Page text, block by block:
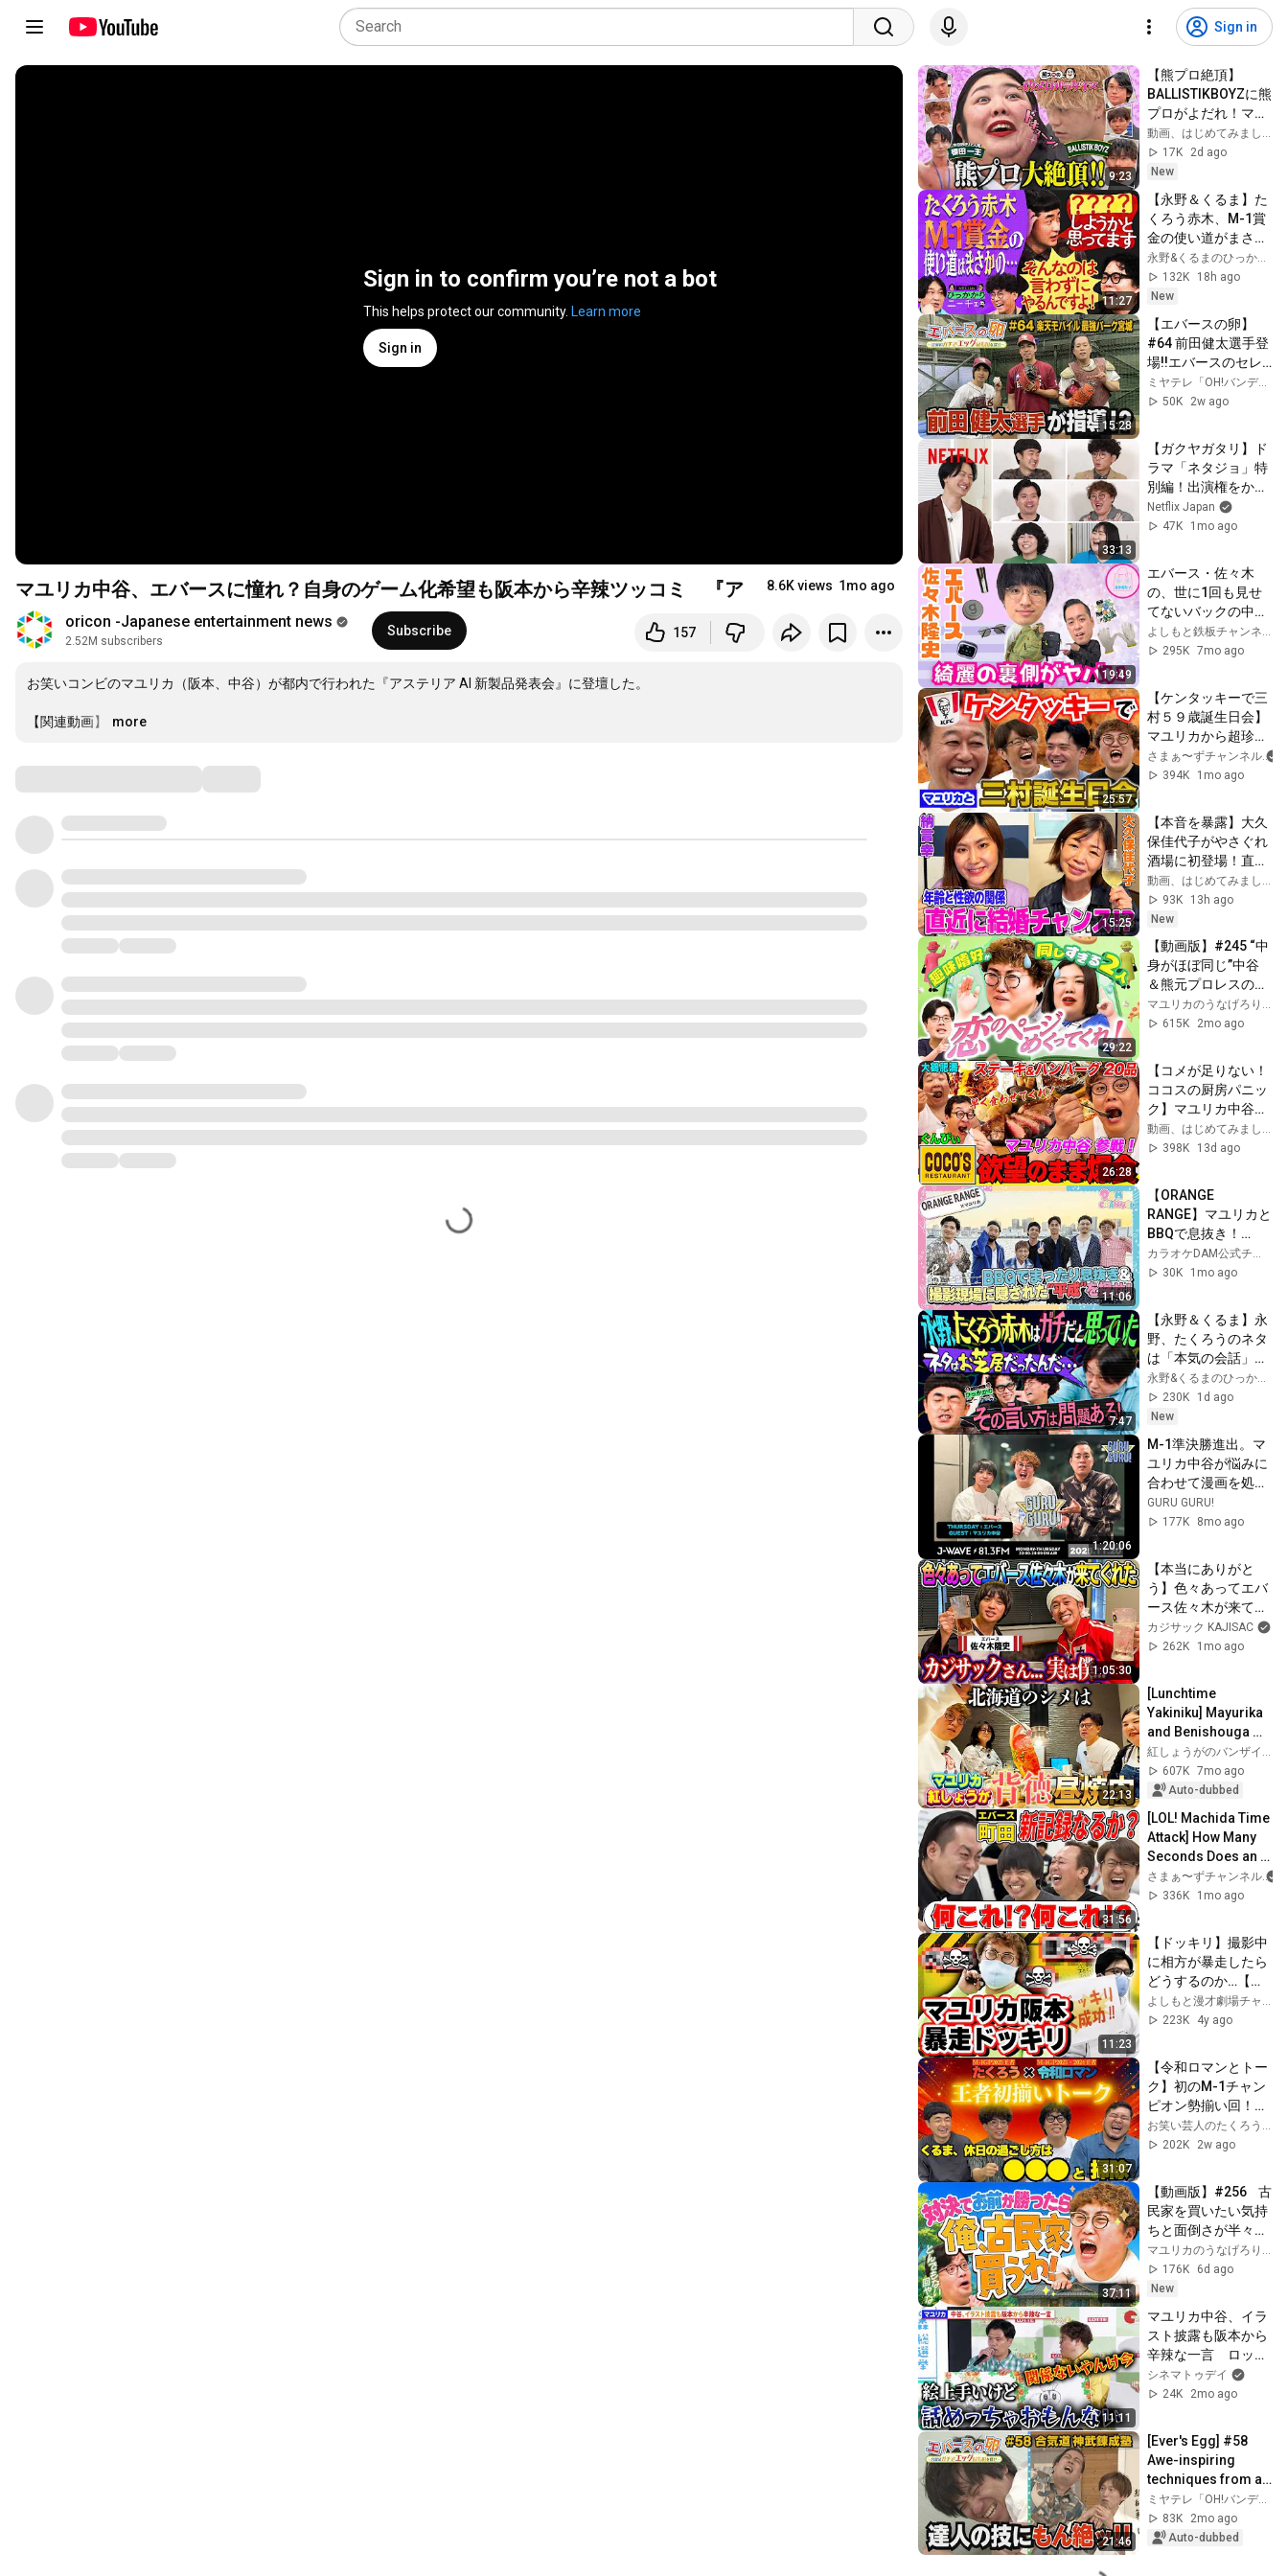
Sign in
Sign in to confirm you’re not a bot
This helps protect our community. Learn more
Sign in
マユリカ中谷、エバースに憧れ？自身のゲーム化希望も阪本から辛辣ツッコミ 『アステリア AI 新製品発表会』
8.6K views 1mo ago
oricon -Japanese entertainment news
2.52M subscribers
Subscribe 157
お笑いコンビのマユリカ（阪本、中谷）が都内で行われた『アステリア AI 新製品発表会』に登壇した。
【関連動画】 …
more
9:23
【熊プロ絶頂】
BALLISTIKBOYZに熊
プロがよだれ！マユ
リカ阪本と「今日好
き」一王が恋敵に？
【熊プロのイケメロ
パラダイス】
動画、はじめてみました【テレビ朝日公式】
17K
2d ago
New
11:27
【永野＆くるま】た
くろう赤木、M-1賞
金の使い道がまさか
のアレ
永野&くるまのひっかかりニーチェ【テレビ朝日公式】
132K
18h ago
New
15:28
【エバースの卵】
#64 前田健太選手登
場!!エバースのセレ
モニアルピッチに密
着 仙台市宮城野区
り【バンデス】
ミヤテレ「OH!バンデス」 ch【公式】
50K
2w ago
33:13
【ガクヤガタリ】ド
ラマ「ネタジョ」特
別編！出演権をかけ
「勝手にオーディシ
ョン」開催 | Netflix
Netflix Japan
47K
1mo ago
19:49
エバース・佐々木
の、世に1回も見せ
てないバックの中
身！
295K 7mo ago
25:57
【ケンタッキーで三
村５９歳誕生日会】
マユリカから超珍し
いプレゼント
さまぁ〜ずチャンネル
394K
1mo ago
15:25
【本音を暴露】大久
保佳代子がやさぐれ
酒場に初登場！直近
に結婚チャンスがあ
った！？年齢と性
欲・結婚について本
音トーク【納言幸の
やさぐれ酒場】
93K
13h ago
New
29:22
【動画版】#245 “中
身がほぼ同じ”中谷
＆熊元プロレスの絆
が太すぎて疎外感与
えてる【マユリカの
マユリカのうなげろりん!!
615K
2mo ago
26:28
【コメが足りない！
ココスの厨房パニッ
ク】マユリカ中谷と
ココスで欲望のまま
爆食！ハンバーグ&
&ぐんぴぃと感動！
ハンターハンターの
例えで爆笑｜背徳フ
ライデー
動画、はじめてみました【テレビ朝日公式】
398K
13d ago
11:06
【ORANGE
RANGE】マユリカと
BBQで息抜き！
ORANGE RANGEの
ワード番長は！？
カラオケDAM公式チャンネル
30K
1mo ago
7:47
【永野＆くるま】永
野、たくろうのネタ
は「本気の会話」だ
と思っていた
永野&くるまのひっかかりニーチェ【テレビ朝日公式】
230K
1d ago
New
1:20:06
M-1準決勝進出。マ
ユリカ中谷が悩みに
合わせて漫画を処
方。町田「フランキ
ーと飲み行きたい」
て漫画が教えてくれ
た＞J-
WAVE【GURU
GURU!】2025年11
月20日(木)放送分
GURU GURU!
177K
8mo ago
1:05:30
【本当にありがと
う】色々あってエバ
ース佐々木が来てく
れた！！ほんで最高
の回になった！！
カジサック KAJISAC
262K
1mo ago
22:13
[Lunchtime
Yakiniku] Mayurika
and Benishouga
gorge on yakiniku
in broad daylight,
and their trip ...
紅しょうがのバンザイちゃんねる
607K 7mo ago
Auto-dubbed
31:56
[LOL! Machida Time
Attack] How Many
Seconds Does an
Unsuspecting
Machida Take to
さまぁ〜ずチャンネル
336K
1mo ago
11:23
【ドッキリ】撮影中
に相方が暴走したら
どうするのか…【マ
ユリカ】
よしもと漫才劇場チャンネル
223K
4y ago
31:07
【令和ロマンとトー
ク】初のM-1チャン
ピオン勢揃い回！こ
こでしか聞けない貴
重なトーク満載！！
202K
2w ago
37:11
【動画版】#256    古
民家を買いたい気持
ちと面倒さが半々な
ので対決で決めさせ
て【マユリカのうな
げろりん！！】
176K
6d ago
New
11:11
マユリカ中谷、イラ
スト披露も阪本から
辛辣な一言　ロッテ
「パイの実」アニメ
化発表会
シネマトゥデイ
24K
2mo ago
21:46
[Ever's Egg] #58
Awe-inspiring
techniques from an
Aikido master!!
Taihaku Ward -
Unaired scenes g...
ミヤテレ「OH!バンデス」 ch【公式】
83K
2mo ago
Auto-dubbed